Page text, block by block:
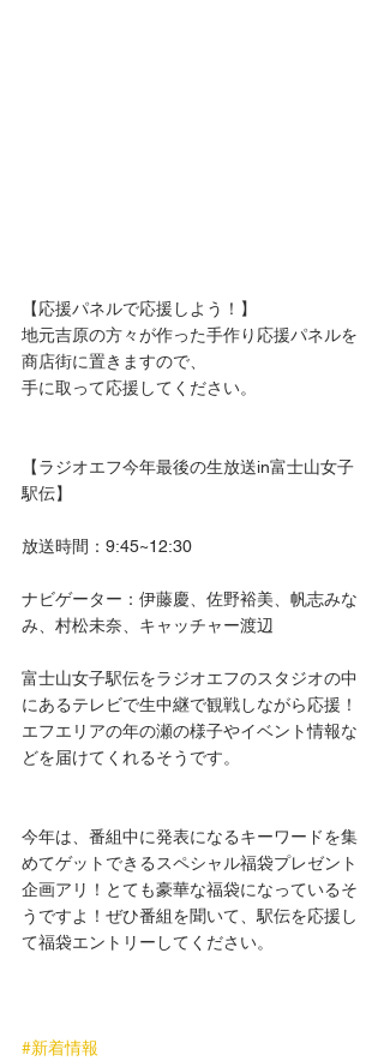
【応援パネルで応援しよう！】
地元吉原の方々が作った手作り応援パネルを
商店街に置きますので、
手に取って応援してください。
【ラジオエフ今年最後の生放送in富士山女子
駅伝】
放送時間：9:45~12:30
ナビゲーター：伊藤慶、佐野裕美、帆志みな
み、村松未奈、キャッチャー渡辺
富士山女子駅伝をラジオエフのスタジオの中
にあるテレビで生中継で観戦しながら応援！
エフエリアの年の瀬の様子やイベント情報な
どを届けてくれるそうです。
今年は、番組中に発表になるキーワードを集
めてゲットできるスペシャル福袋プレゼント
企画アリ！とても豪華な福袋になっているそ
うですよ！ぜひ番組を聞いて、駅伝を応援し
て福袋エントリーしてください。
#新着情報